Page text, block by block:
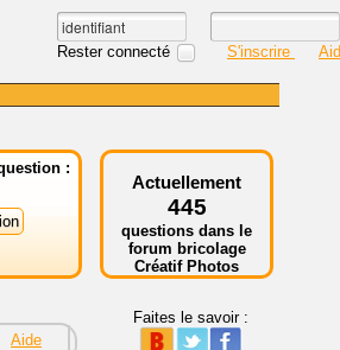
Rester connecté S'inscrire
:
Actuellement
445
questions dans le
forum bricolage
Créatif Photos
Aide
Faites le savoir :